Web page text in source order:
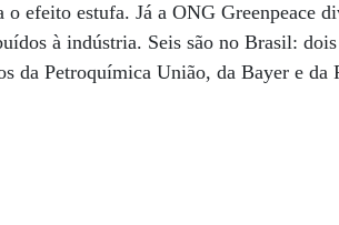
o efeito estufa. Já a ONG Greenpeace
à indústria. Seis são no Brasil:
da Petroquímica União, da Bayer e da